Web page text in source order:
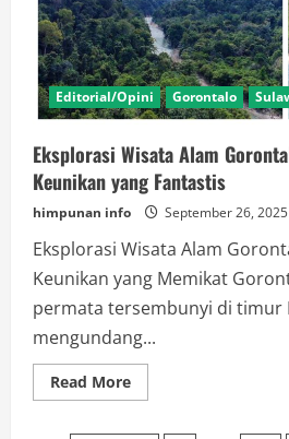
Editorial/Opini Gorontalo
Eksplorasi Wisata Alam
Keunikan yang Fantastis
himpunan info September 26, 2025
Eksplorasi Wisata Alam
Keunikan yang Memikat
permata tersembunyi di timur
mengundang...
Read MoreRead
more